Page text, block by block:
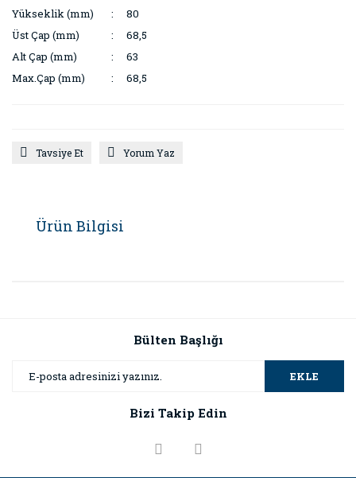
Yükseklik (mm)
80
Üst Çap (mm)
68,5
Alt Çap (mm)
63
Max.Çap (mm)
68,5
Tavsiye Et Yorum Yaz
Ürün Bilgisi
Bülten Başlığı
EKLE
Bizi Takip Edin